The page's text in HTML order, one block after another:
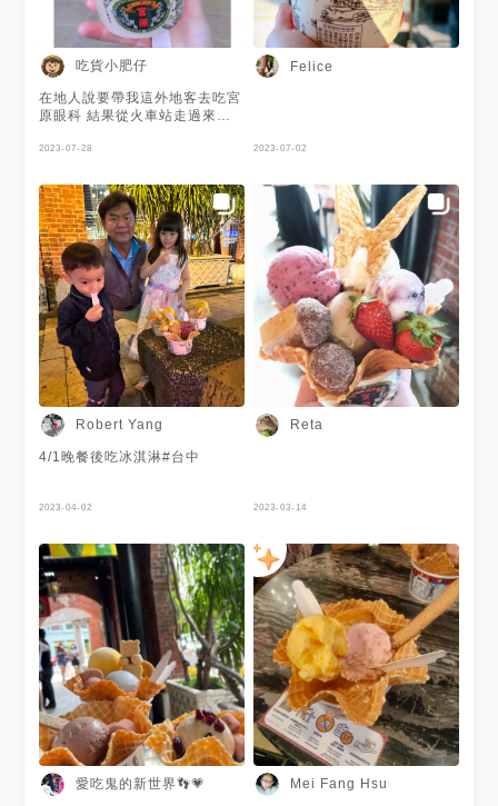
吃貨小肥仔
在地人說要帶我這外地客去吃宮
原眼科 結果從火車站走過來不
快笑死😂😂😂 宮原眼科的冰淇
吃的👍
2023-07-28
Felice
2023-07-02
Robert Yang
4/1晚餐後吃冰淇淋#台中
2023-04-02
Reta
2023-03-14
愛吃鬼的新世界👣💗 Mei Fang Hsu